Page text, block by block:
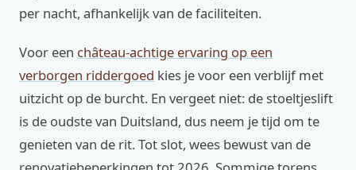
per nacht, afhankelijk van de faciliteiten.
Voor een château-achtige ervaring op een
verborgen riddergoed kies je voor een verblijf met
uitzicht op de burcht. En vergeet niet: de stoeltjeslift
is de oudste van Duitsland, dus neem je tijd om te
genieten van de rit. Tot slot, wees bewust van de